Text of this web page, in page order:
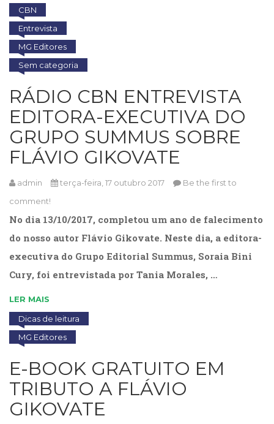
(104)
Ciências
Sociais
(102)
Cinema
(23)
Comportamento
(418)
Comunicação
Corpo
e
(226)
(222)
Criatividade
Culinária,
Alimentação
Economia,
Negócios
(31)
Educação
Educação
Especial
(39)
Fisioterapia
CBN
Entrevista
MG Editores
Sem categoria
RÁDIO CBN ENTREVISTA
EDITORA-EXECUTIVA DO
GRUPO SUMMUS SOBRE
FLÁVIO GIKOVATE
admin terça-feira, 17 outubro 2017
Be the first to
comment!
No dia 13/10/2017, completou um ano de falecimento
do nosso autor Flávio Gikovate. Neste dia, a editora-
executiva do Grupo Editorial Summus, Soraia Bini
Cury, foi entrevistada por Tania Morales, …
LER MAIS
Dicas de leitura
MG Editores
E-BOOK GRATUITO EM
TRIBUTO A FLÁVIO
GIKOVATE